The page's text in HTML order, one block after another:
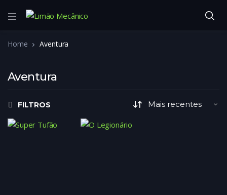
Home Aventura
Aventura
FILTROS